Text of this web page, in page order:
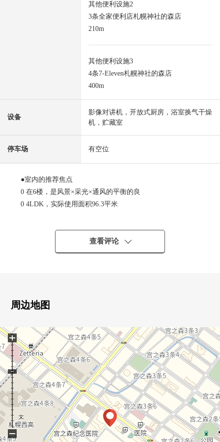
其他便利设施2
3条全家便利店札幌神社的森店
210m
其他便利设施3
4条7-Eleven札幌神社的森店
400m
设备
影像对讲机，开放式厨房，浴室换气干燥
机，贮藏室
停车场 有空位
●室内的推荐焦点
0 在6楼，是风景×采光×通风的平衡的良
0 4LDK，实际使用面积96.3平米
0 洗脸室是双盆，蒸汽室完备
0 在厨房拥有冷冻、冷藏功能的地板下边储藏室
0 在日式房间1张榻榻米地板下边收纳
0 浴室是自动热水张、再加热功能，浴室暖气烘干机
●共用设施的推荐焦点
0 在同层约3张塌塌米多用途储藏室
0 平置駐車場(室外，室内)※有尺寸限制
0 供来客使用的停车场
0 road加热
0 在集合门口斜面
0 智能快递柜
●位置的推荐焦点
0 到JR北海道公共汽车"神社的森3条6丁目"西28丁目站行公
交站步行3分钟
查看评论
周边地图
+
−